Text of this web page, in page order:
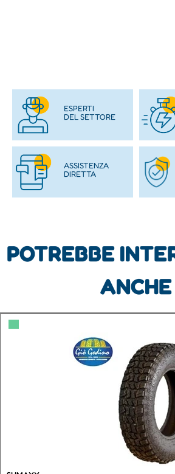
ESPERTI
DEL SETTORE
ASSISTENZA
DIRETTA
POTREBBE
ANCHE
▀